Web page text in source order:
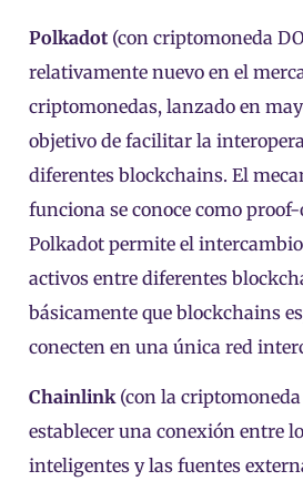
Polkadot (con criptomoneda
relativamente nuevo en el
criptomonedas, lanzado en
objetivo de facilitar la
diferentes blockchains. El
funciona se conoce como
Polkadot permite el
activos entre diferentes
básicamente que blockchains
conecten en una única red
Chainlink(con la
establecer una conexión entre
inteligentes y las fuentes